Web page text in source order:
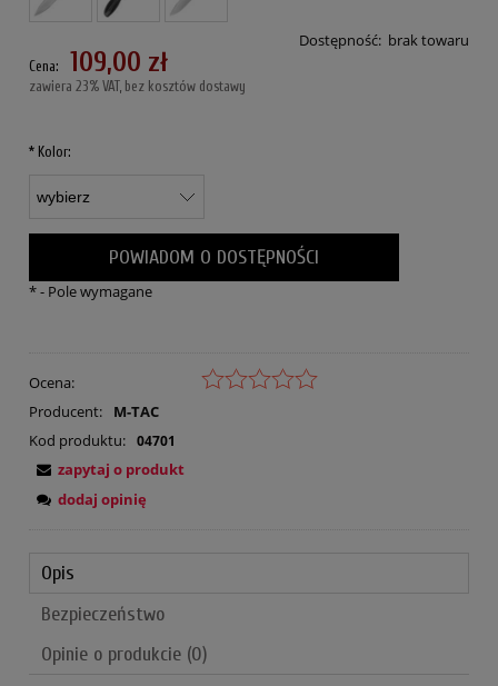
Dostępność: brak towaru
Cena: 109,00 zł
zawiera 23% VAT, bez kosztów dostawy
* Kolor:
POWIADOM O DOSTĘPNOŚCI
*- Pole wymagane
Ocena:
Producent:
M-TAC
Kod produktu:
04701
zapytaj o produkt
dodaj opinię
Opis
Bezpieczeństwo
Opinie o produkcie (0)